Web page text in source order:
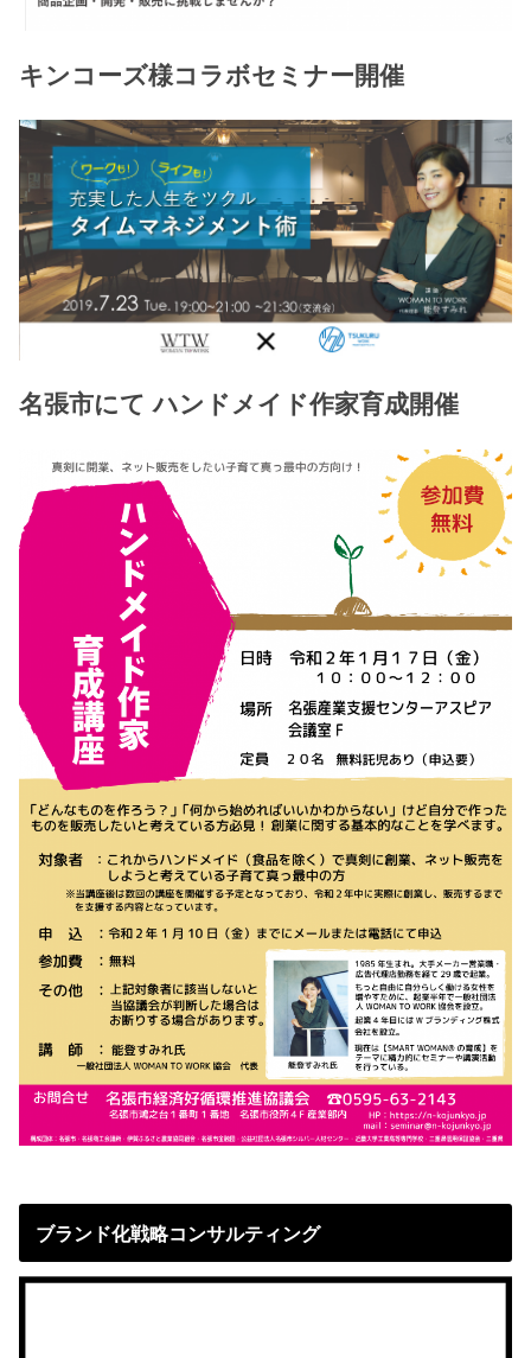
キンコーズ様コラボセミナー開催
名張市にて ハンドメイド作家育成開催
ブランド化戦略コンサルティング